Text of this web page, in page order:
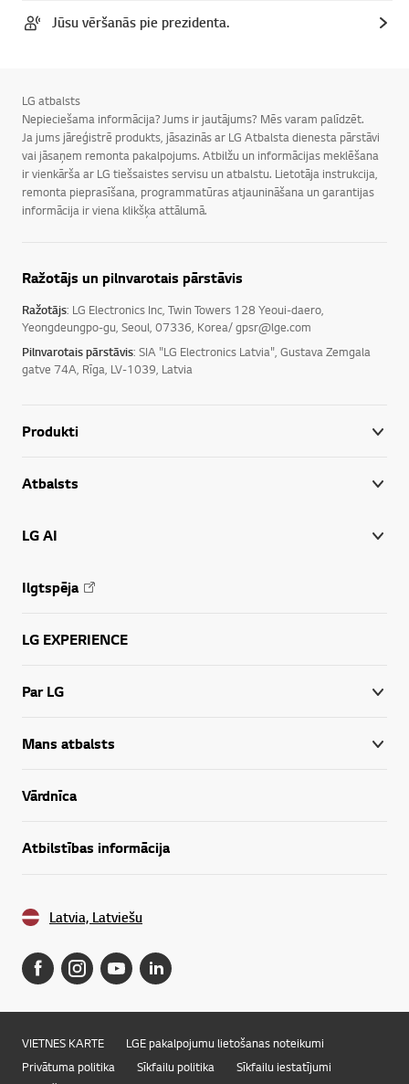
Jūsu vēršanās pie prezidenta.
LG atbalsts
Nepieciešama informācija? Jums ir jautājums? Mēs varam palīdzēt.
Ja jums jāreģistrē produkts, jāsazinās ar LG Atbalsta dienesta pārstāvi
vai jāsaņem remonta pakalpojums. Atbilžu un informācijas meklēšana
ir vienkārša ar LG tiešsaistes servisu un atbalstu. Lietotāja instrukcija,
remonta pieprasīšana, programmatūras atjaunināšana un garantijas
informācija ir viena klikšķa attālumā.
Ražotājs un pilnvarotais pārstāvis
Ražotājs: LG Electronics Inc, Twin Towers 128 Yeoui-daero,
Yeongdeungpo-gu, Seoul, 07336, Korea/ gpsr@lge.com
Pilnvarotais pārstāvis: SIA "LG Electronics Latvia", Gustava Zemgala
gatve 74A, Rīga, LV-1039, Latvia
Produkti
Atbalsts
LG AI
Ilgtspēja
LG EXPERIENCE
Par LG
Mans atbalsts
Vārdnīca
Atbilstības informācija
Latvia, Latviešu
VIETNES KARTE
LGE pakalpojumu lietošanas noteikumi
Privātuma politika
Sīkfailu politika
Sīkfailu iestatījumi